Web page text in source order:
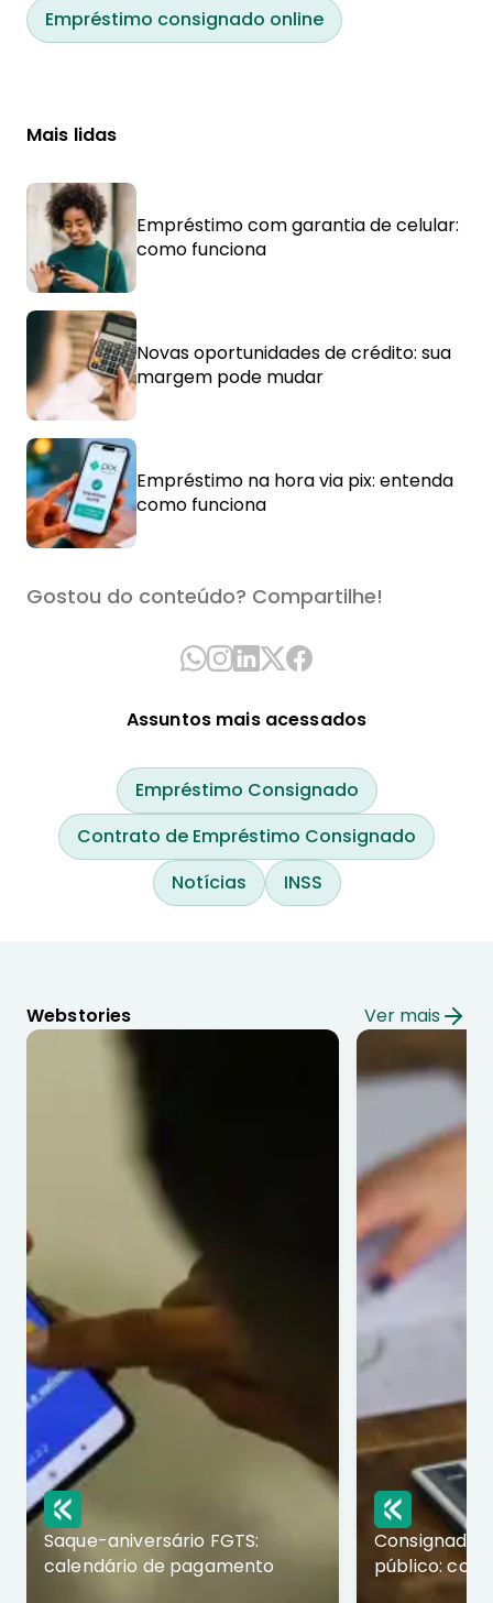
Empréstimo consignado online
Mais lidas
Empréstimo com garantia de celular:
como funciona
Novas oportunidades de crédito: sua
margem pode mudar
Empréstimo na hora via pix: entenda
como funciona
Gostou do conteúdo? Compartilhe!
Assuntos mais acessados
Empréstimo Consignado
Contrato de Empréstimo Consignado
Notícias
INSS
Webstories Ver mais
Saque-aniversário FGTS:
calendário de pagamento
Consignado
público: